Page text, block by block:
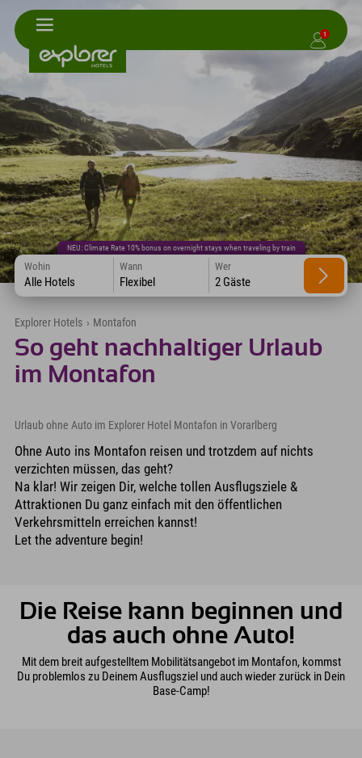
1
NEU: Climate Rate 10% bonus on overnight stays when traveling by train
Wohin
Alle Hotels
Wann
Flexibel
Wer
2 Gäste
Explorer Hotels › Montafon
So geht nachhaltiger Urlaub
im Montafon
Urlaub ohne Auto im Explorer Hotel Montafon in Vorarlberg
Ohne Auto ins Montafon reisen und trotzdem auf nichts
verzichten müssen, das geht?
Na klar! Wir zeigen Dir, welche tollen Ausflugsziele &
Attraktionen Du ganz einfach mit den öffentlichen
Verkehrsmitteln erreichen kannst!
Let the adventure begin!
Die Reise kann beginnen und
das auch ohne Auto!
Mit dem breit aufgestelltem Mobilitätsangebot im Montafon, kommst
Du problemlos zu Deinem Ausflugsziel und auch wieder zurück in Dein
Base-Camp!